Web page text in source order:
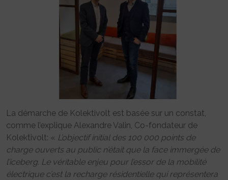
La démarche de Kolektivolt est basée sur un constat,
comme l’explique Alexandre Valin, Co-fondateur de
Kolektivolt: « L’objectif initial des 100 000 points de
charge ouverts au public n’était que la face immergée de
l’iceberg. Le véritable enjeu pour l’essor de la mobilité
électrique c’est la recharge résidentielle qui représentera